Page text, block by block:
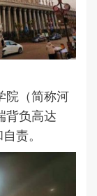
院（简称河
背负高达
责。